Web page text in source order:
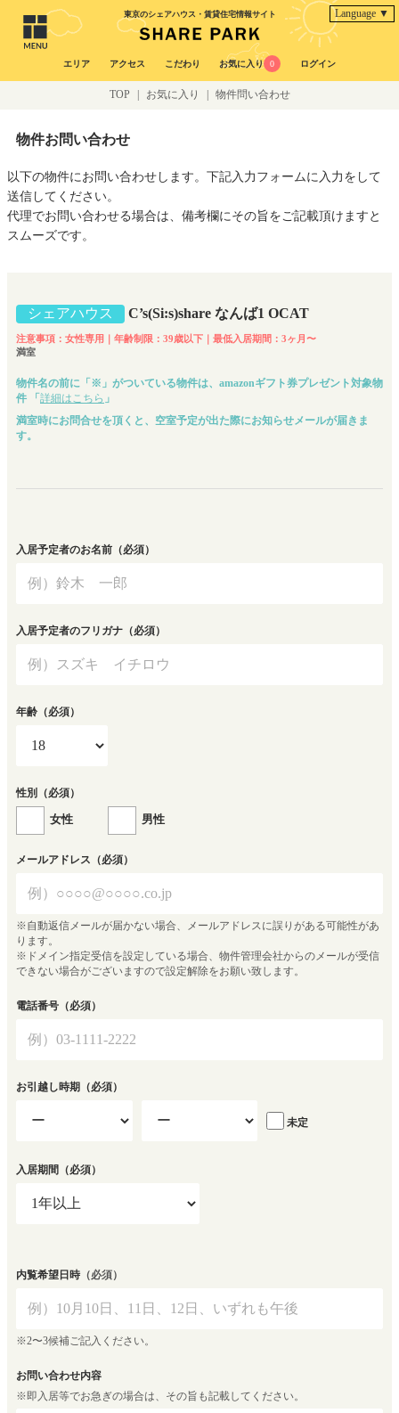
東京のシェアハウス・賃貸住宅情報サイト Language ▼
エリア アクセス こだわり お気に入り 0 ログイン
TOP お気に入り 物件問い合わせ
物件お問い合わせ
以下の物件にお問い合わせします。下記入力フォームに入力をして
送信してください。
代理でお問い合わせる場合は、備考欄にその旨をご記載頂けますと
スムーズです。
シェアハウス C’s(Si:s)share なんば1 OCAT
注意事項：女性専用｜年齢制限：39歳以下｜最低入居期間：3ヶ月〜
満室
物件名の前に「※」がついている物件は、amazonギフト券プレゼント対象物
件 「 詳細はこちら 」
満室時にお問合せを頂くと、空室予定が出た際にお知らせメールが届きま
す。
入居予定者のお名前 （必須）
入居予定者のフリガナ （必須）
年齢 （必須）
性別 （必須）
女性 男性
メールアドレス （必須）
※自動返信メールが届かない場合、メールアドレスに誤りがある可能性があ
ります。
※ドメイン指定受信を設定している場合、物件管理会社からのメールが受信
できない場合がございますので設定解除をお願い致します。
電話番号 （必須）
お引越し時期 （必須）
未定
入居期間 （必須）
内覧希望日時 （必須）
※2〜3候補ご記入ください。
お問い合わせ内容
※即入居等でお急ぎの場合は、その旨も記載してください。